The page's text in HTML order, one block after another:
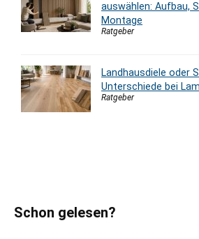
auswählen: Aufbau,
Montage
Ratgeber
Landhausdiele oder
Unterschiede bei
Ratgeber
Schon gelesen?